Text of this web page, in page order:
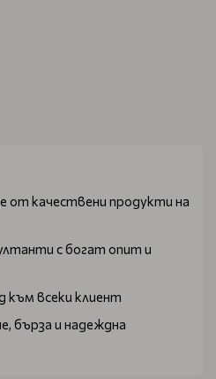
от качествени продукти на
с богат опит и
към всеки клиент
бърза и надеждна